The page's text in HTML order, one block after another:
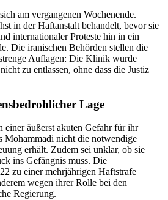
am vergangenen Wochenende.
in der Haftanstalt behandelt, bevor sie
internationaler Proteste hin in ein
Die iranischen Behörden stellen die
Auflagen: Die Klinik wurde
zu entlassen, ohne dass die Justiz
Lage
einer äußerst akuten Gefahr für ihr
Mohammadi nicht die notwendige
erhält. Zudem sei unklar, ob sie
ins Gefängnis muss. Die
zu einer mehrjährigen Haftstrafe
wegen ihrer Rolle bei den
Regierung.